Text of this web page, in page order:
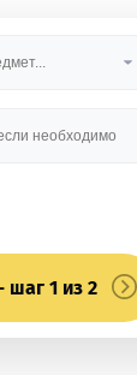
шаг 1 из 2